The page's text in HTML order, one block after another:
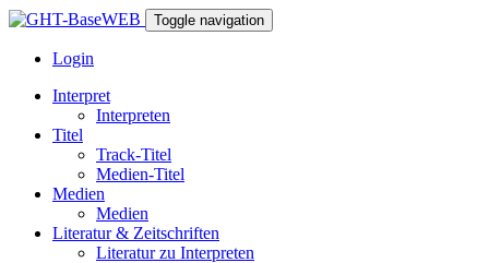
Toggle navigation
Login
Interpret
Interpreten
Titel
Track-Titel
Medien-Titel
Medien
Medien
Literatur & Zeitschriften
Literatur zu Interpreten